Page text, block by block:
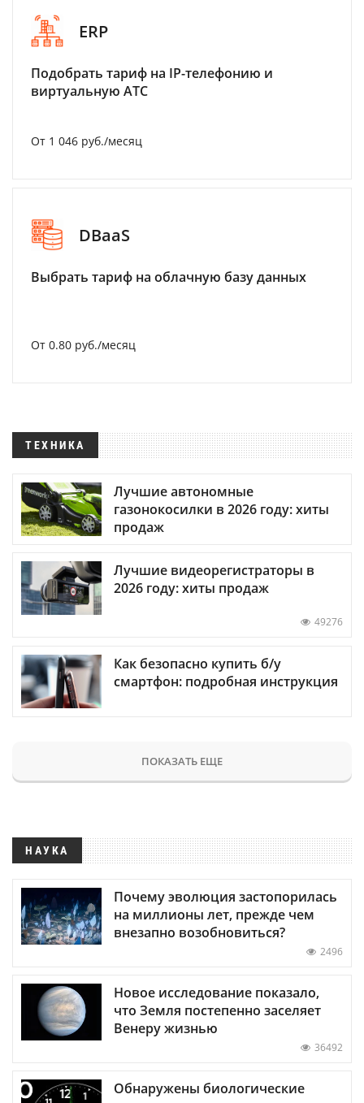
ERP
Подобрать тариф на IP-телефонию и
виртуальную АТС
От 1 046 руб./месяц
DBaaS
Выбрать тариф на облачную базу данных
От 0.80 руб./месяц
ТЕХНИКА
Лучшие автономные
газонокосилки в 2026 году: хиты
продаж
Лучшие видеорегистраторы в
2026 году: хиты продаж
49276
Как безопасно купить б/у
смартфон: подробная инструкция
ПОКАЗАТЬ ЕЩЕ
НАУКА
Почему эволюция застопорилась
на миллионы лет, прежде чем
внезапно возобновиться?
2496
Новое исследование показало,
что Земля постепенно заселяет
Венеру жизнью
36492
Обнаружены биологические